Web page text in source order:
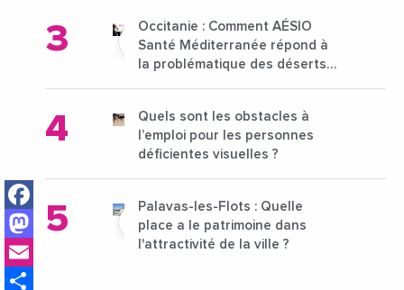
Facebook
Mastodon
Occitanie : Comment AÉSIO
Santé Méditerranée répond à
la problématique des déserts
Quels sont les obstacles à
l’emploi pour les personnes
déficientes visuelles ?
Palavas-les-Flots : Quelle
place a le patrimoine dans
l'attractivité de la ville ?